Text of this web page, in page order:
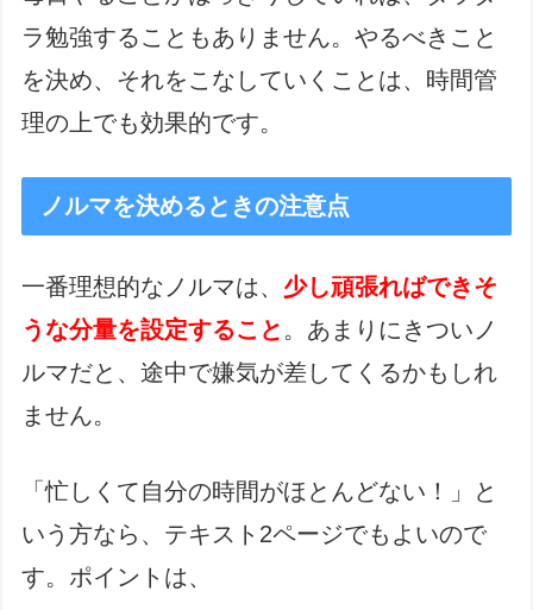
ラ勉強することもありません。やるべきこと
を決め、それをこなしていくことは、時間管
理の上でも効果的です。
ノルマを決めるときの注意点
一番理想的なノルマは、 少し頑張ればできそ
うな分量を設定すること 。あまりにきついノ
ルマだと、途中で嫌気が差してくるかもしれ
ません。
「忙しくて自分の時間がほとんどない！」と
いう方なら、テキスト2ページでもよいので
す。ポイントは、